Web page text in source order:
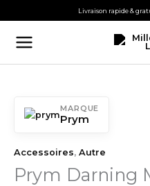
au
contenu
Livraison rapide &
MARQUE
Prym
Accessoires, Autre
Prym Darning